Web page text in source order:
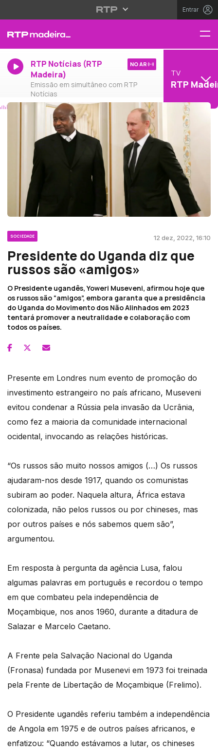
Entrar
RTP Notícias (RTP
Madeira)
Emissão em simultâneo com RTP
Notícias
NO AR
TV
RTP
SOCIEDADE 12 dez, 2022, 16:10
Presidente do Uganda diz que
russos são «amigos»
O Presidente ugandês, Yoweri Museveni, afirmou hoje que
os russos são “amigos”, embora garanta que a presidência
do Uganda do Movimento dos Não Alinhados em 2023
tentará promover a neutralidade e colaboração com
todos os países.
Presente em Londres num evento de promoção do
investimento estrangeiro no país africano, Museveni
evitou condenar a Rússia pela invasão da Ucrânia,
como fez a maioria da comunidade internacional
ocidental, invocando as relações históricas.
“Os russos são muito nossos amigos (…) Os russos
ajudaram-nos desde 1917, quando os comunistas
subiram ao poder. Naquela altura, África estava
colonizada, não pelos russos ou por chineses, mas
por outros países e nós sabemos quem são”,
argumentou.
Em resposta à pergunta da agência Lusa, falou
algumas palavras em português e recordou o tempo
em que combateu pela independência de
Moçambique, nos anos 1960, durante a ditadura de
Salazar e Marcelo Caetano.
A Frente pela Salvação Nacional do Uganda
(Fronasa) fundada por Musenevi em 1973 foi treinada
pela Frente de Libertação de Moçambique (Frelimo).
O Presidente ugandês referiu também a independência
de Angola em 1975 e de outros países africanos, e
enfatizou: “Quando estávamos a lutar, os chineses